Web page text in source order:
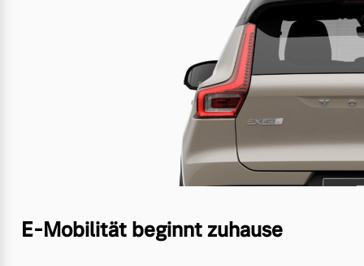
E-Mobilität beginnt zuhause